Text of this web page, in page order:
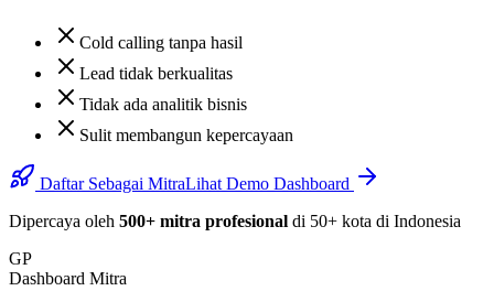
Cold calling tanpa hasil
Lead tidak berkualitas
Tidak ada analitik bisnis
Sulit membangun kepercayaan
Daftar Sebagai MitraLihat Demo Dashboard
Dipercaya oleh 500+ mitra profesional di 50+ kota di Indonesia
GP
Dashboard Mitra